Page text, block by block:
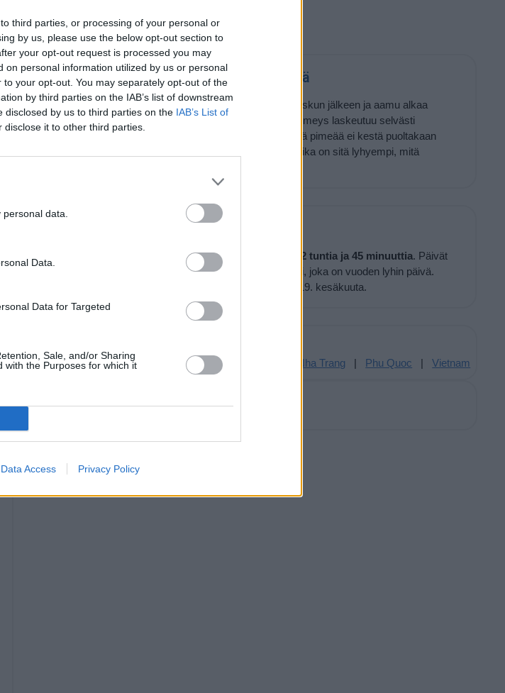
third parties, or processing of your personal or
by us, please use the below opt-out section to
your opt-out request is processed you may
on personal information utilized by us or personal
your opt-out. You may separately opt-out of the
by third parties on the IAB’s list of downstream
disclosed by us to third parties on the IAB’s List of
disclose it to other third parties.
data.
Data.
Data for Targeted
Sale, and/or Sharing
with the Purposes for which it
Data Access Privacy Policy
Kuinka nopeasti Da Nangissa tulee pimeä
Da Nangissa on hämärää vielä23 minuuttia
auringonlaskun jälkeen ja aamu alkaa
sarastaa saman verran ennen auringonnousua. Täysi pimeys laskeutuu selvästi
nopeammin kuin Suomessa. Hämärän aika, joka edeltää pimeää ei kestä puoltakaan
Etelä-Suomen vastaavasta. Yleisesti ottaen, hämärän aika on sitä lyhyempi, mitä
Päivän pituus Da Nangissa on tähän aikaan vuodesta 12 tuntia ja 45 minuuttia. Päivät
lyhenevät hiljalleen, ja tätä jatkuu aina 21. joulukuuta asti, joka on vuoden lyhin päivä.
Tästä eteenpäin päivät alkavat pidetä, ja pisin päivä on 19. kesäkuuta.
Da Nang|Ho Chi Minh City | Hoi An Nha Trang | Phu Quoc |Vietnam